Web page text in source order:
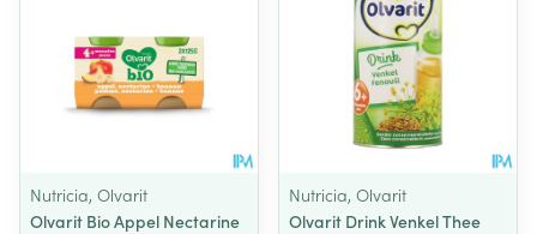
Nutricia, Olvarit
Olvarit Bio Appel Nectarine
Nutricia, Olvarit
Olvarit Drink Venkel Thee